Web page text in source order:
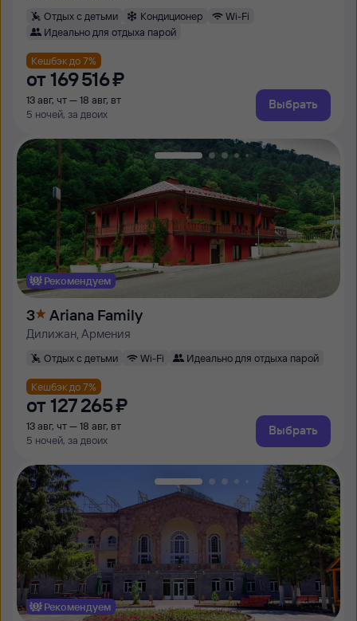
Отдых с детьми Кондиционер
Wi-Fi
Идеально для отдыха парой
Кешбэк до 7%
от 169 ⁠516 ⁠₽
13 авг, чт — 18 авг, вт
5 ночей, за двоих
Выбрать
Рекомендуем
3 Ariana Family
Дилижан, Армения
Отдых с детьми Wi-Fi Идеально для отдыха парой
Кешбэк до 7%
от 127 ⁠265 ⁠₽
13 авг, чт — 18 авг, вт
5 ночей, за двоих
Выбрать
Рекомендуем